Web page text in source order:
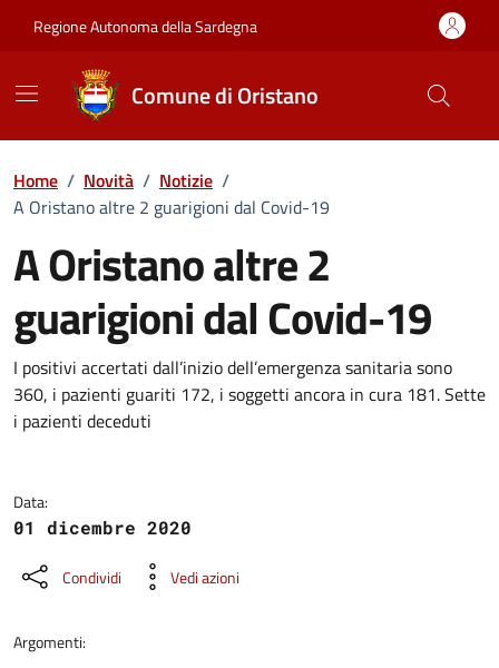
Regione Autonoma della Sardegna
Comune di Oristano
Home / Novità / Notizie /
A Oristano altre 2 guarigioni dal Covid-19
A Oristano altre 2
guarigioni dal Covid-19
Dettagli della notizia
I positivi accertati dall’inizio dell’emergenza sanitaria sono
360, i pazienti guariti 172, i soggetti ancora in cura 181. Sette
i pazienti deceduti
Data:
01 dicembre 2020
Condividi Vedi azioni
Argomenti: